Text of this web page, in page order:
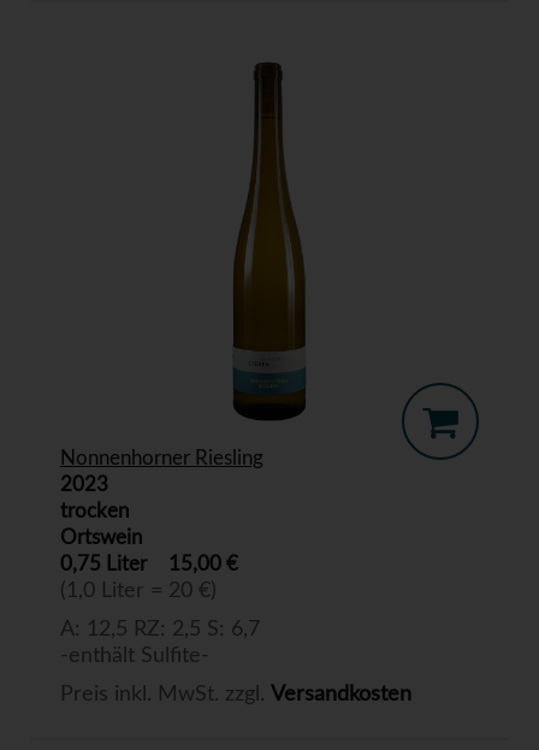
Nonnenhorner Riesling
2023
trocken
Ortswein
0,75 Liter
15,00 €
(1,0 Liter = 20 €)
A: 12,5 RZ: 2,5 S: 6,7
-enthält Sulfite-
Preis inkl. MwSt. zzgl. Versandkosten